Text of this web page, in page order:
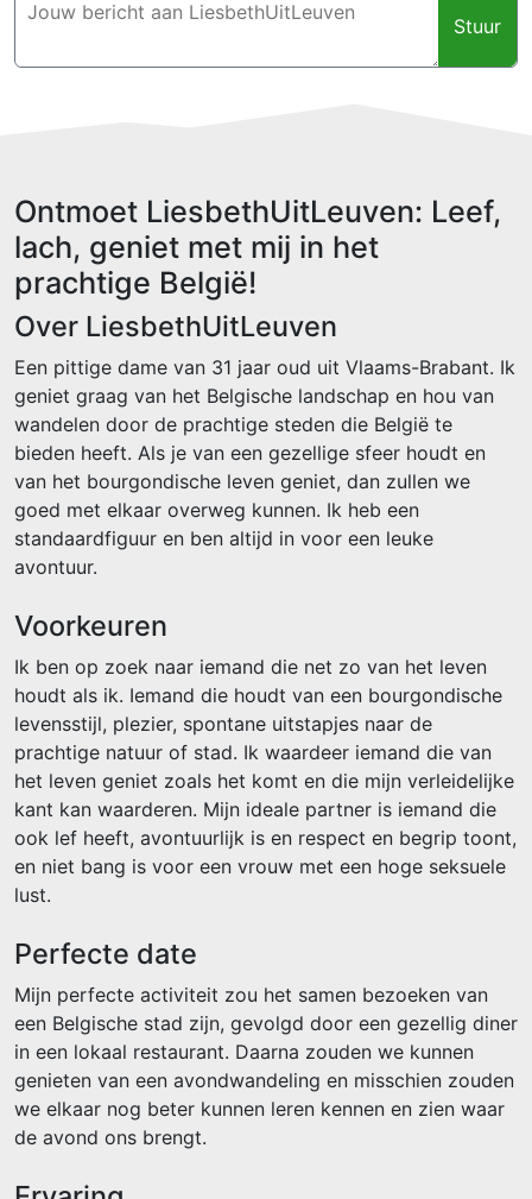
Stuur
Ontmoet LiesbethUitLeuven: Leef,
lach, geniet met mij in het
prachtige België!
Over LiesbethUitLeuven
Een pittige dame van 31 jaar oud uit Vlaams-Brabant. Ik
geniet graag van het Belgische landschap en hou van
wandelen door de prachtige steden die België te
bieden heeft. Als je van een gezellige sfeer houdt en
van het bourgondische leven geniet, dan zullen we
goed met elkaar overweg kunnen. Ik heb een
standaardfiguur en ben altijd in voor een leuke
avontuur.
Voorkeuren
Ik ben op zoek naar iemand die net zo van het leven
houdt als ik. Iemand die houdt van een bourgondische
levensstijl, plezier, spontane uitstapjes naar de
prachtige natuur of stad. Ik waardeer iemand die van
het leven geniet zoals het komt en die mijn verleidelijke
kant kan waarderen. Mijn ideale partner is iemand die
ook lef heeft, avontuurlijk is en respect en begrip toont,
en niet bang is voor een vrouw met een hoge seksuele
lust.
Perfecte date
Mijn perfecte activiteit zou het samen bezoeken van
een Belgische stad zijn, gevolgd door een gezellig diner
in een lokaal restaurant. Daarna zouden we kunnen
genieten van een avondwandeling en misschien zouden
we elkaar nog beter kunnen leren kennen en zien waar
de avond ons brengt.